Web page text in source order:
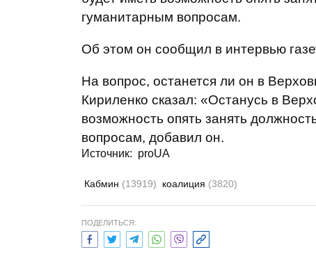
гуманитарным вопросам.
Об этом он сообщил в интервью
На вопрос, останется ли он в
Кириленко сказал: «Останусь в
возможность опять занять
вопросам, добавил он.
Источник: proUA
Кабмин (13919) коалиция (3820)
ПОДЕЛИТЬСЯ: